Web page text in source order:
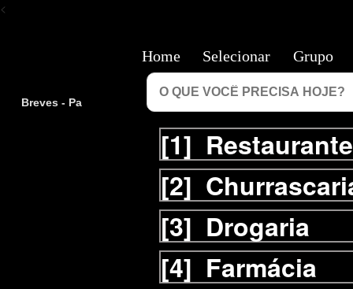
<
Breves - Pa
[1] Restaurante
[2]
[3] Drogaria
[4] Farmácia
Home Selecionar Grupo